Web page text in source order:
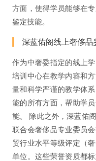
方面，使得学员能够在
鉴定技能。
深蓝佑阁线上奢侈品
作为中奢委指定的线上
培训中心在教学内容和
量和科学严谨的教学体
能的所有方面，帮助学
能。 除此之外，深蓝佑
联合会奢侈品专业委员
贸行业水平等级评定（
单位。这些荣誉资质都